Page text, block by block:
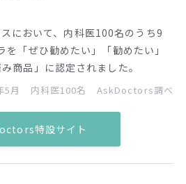
において、内科医100名のうち9
を「ぜひ勧めたい」「勧めたい」
商品」に認定されました。
5月 内科医100名 AskDoctors調べ
特設サイト